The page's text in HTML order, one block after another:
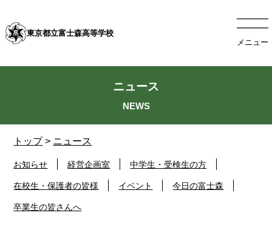
東京都立富士森高等学校
メニュー
トップ> ニュース
ニュース
お知らせ 経営企画室 中学生・受検生の方
在校生・保護者の皆様 イベント 今日の富士森
卒業生の皆さんへ